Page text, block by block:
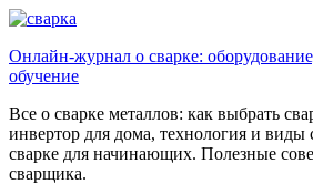
Перейти
содержимому
Онлайн-журнал о сварке:
обучение
Все о сварке металлов: как выбрать
инвертор для дома, технология и виды
сварке для начинающих. Полезные
сварщика.